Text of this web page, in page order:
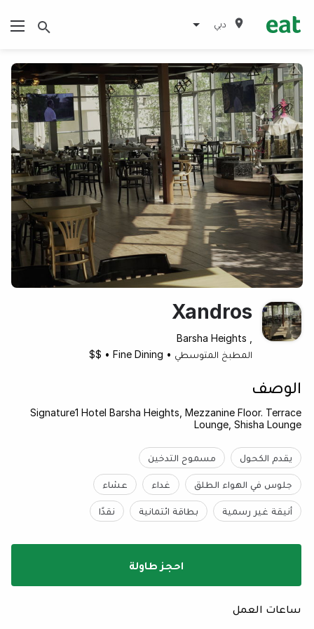
دبي
Xandros
المطبخ المتوسطي •
Fine Dining
•
$$
الوصف
Signature1 Hotel Barsha Heights, Mezzanine Floor. Terrace
Lounge, Shisha Lounge
يقدم الكحول مسموح التدخين
جلوس في الهواء الطلق غداء عشاء
أنيقة غير رسمية بطاقة ائتمانية نقدًا
احجز طاولة
ساعات العمل